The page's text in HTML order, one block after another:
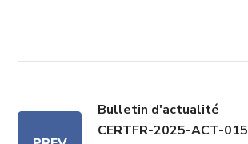
Bulletin d'actualité
CERTFR-2025-ACT-015